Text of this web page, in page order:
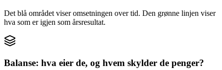
Det blå området viser omsetningen over tid. Den grønne linjen viser
hva som er igjen som årsresultat.
Balanse: hva eier de, og hvem skylder de penger?